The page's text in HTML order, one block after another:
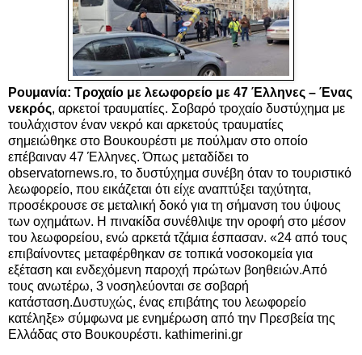
Ρουμανία: Τροχαίο με λεωφορείο με 47 Έλληνες – Ένας
νεκρός, αρκετοί τραυματίες. Σοβαρό τροχαίο δυστύχημα με
τουλάχιστον έναν νεκρό και αρκετούς τραυματίες
σημειώθηκε στο Βουκουρέστι με πούλμαν στο οποίο
επέβαιναν 47 Έλληνες. Όπως μεταδίδει το
observatornews.ro, το δυστύχημα συνέβη όταν το τουριστικό
λεωφορείο, που εικάζεται ότι είχε αναπτύξει ταχύτητα,
προσέκρουσε σε μεταλική δοκό για τη σήμανση του ύψους
των οχημάτων. Η πινακίδα συνέθλιψε την οροφή στο μέσον
του λεωφορείου, ενώ αρκετά τζάμια έσπασαν. «24 από τους
επιβαίνοντες μεταφέρθηκαν σε τοπικά νοσοκομεία για
εξέταση και ενδεχόμενη παροχή πρώτων βοηθειών.Από
τους ανωτέρω, 3 νοσηλεύονται σε σοβαρή
κατάσταση.Δυστυχώς, ένας επιβάτης του λεωφορείο
κατέληξε» σύμφωνα με ενημέρωση από την Πρεσβεία της
Ελλάδας στο Βουκουρέστι. kathimerini.gr